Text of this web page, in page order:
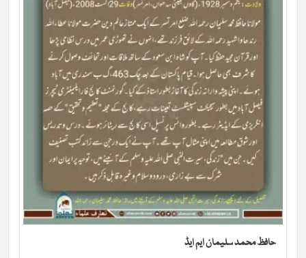
حافظ محمد سلیمان ایم ایڈ